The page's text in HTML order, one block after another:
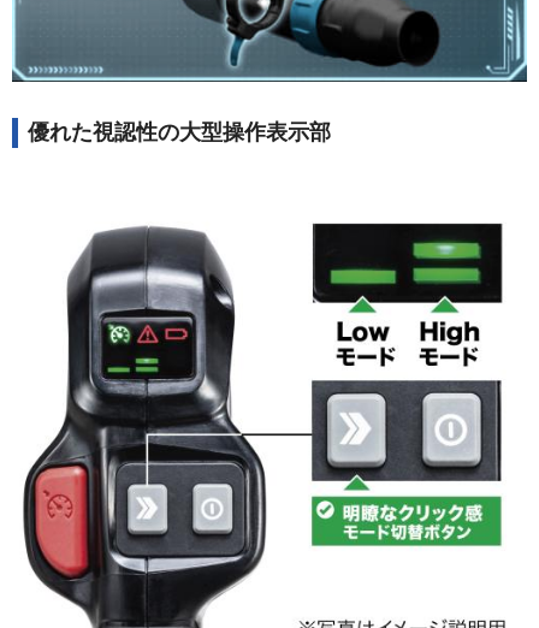
優れた視認性の大型操作表示部